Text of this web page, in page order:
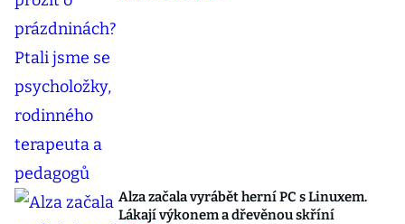
Alza začala vyrábět herní PC s Linuxem.
Lákají výkonem a dřevěnou skříní